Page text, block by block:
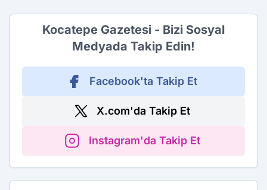
Kocatepe Gazetesi - Bizi Sosyal
Medyada Takip Edin!
Facebook'ta Takip Et
X.com'da Takip Et
Instagram'da Takip Et